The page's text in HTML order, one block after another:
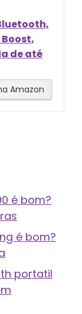
Boost,
de até
Amazon
é bom?
é bom?
portatil